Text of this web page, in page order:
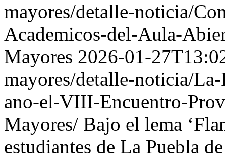
mayores/detalle-noticia/
Academicos-del-Aula-
Mayores 2026-01-
mayores/detalle-noticia/La-
ano-el-VIII-Encuentro-
Mayores/ Bajo el lema
estudiantes de La Puebla